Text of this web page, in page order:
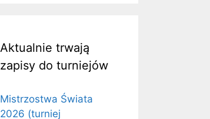
Aktualnie trwają
zapisy do turniejów
Mistrzostwa Świata
2026 (turniej